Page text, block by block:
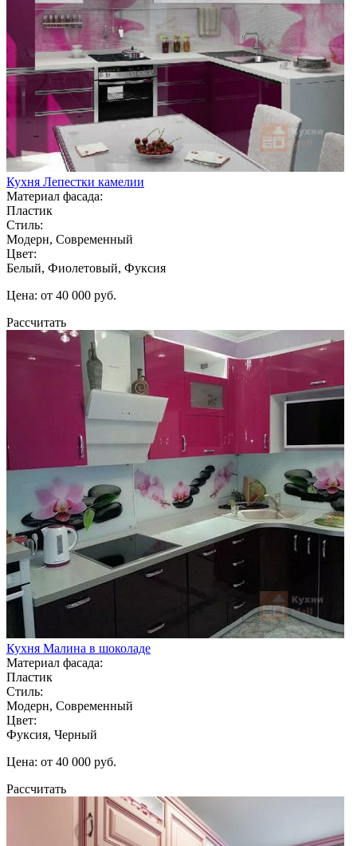
Кухня Лепестки камелии
Материал фасада:
Пластик
Стиль:
Модерн, Современный
Цвет:
Белый, Фиолетовый, Фуксия
Цена: от 40 000 руб.
Рассчитать
Кухня Малина в шоколаде
Материал фасада:
Пластик
Стиль:
Модерн, Современный
Цвет:
Фуксия, Черный
Цена: от 40 000 руб.
Рассчитать